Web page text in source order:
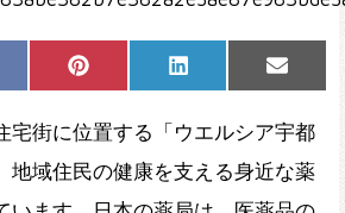
Share
on
Pinterest Share
on
LinkedIn
Share
on
Email
宅街に位置する「ウエルシア宇都
地域住民の健康を支える身近な薬